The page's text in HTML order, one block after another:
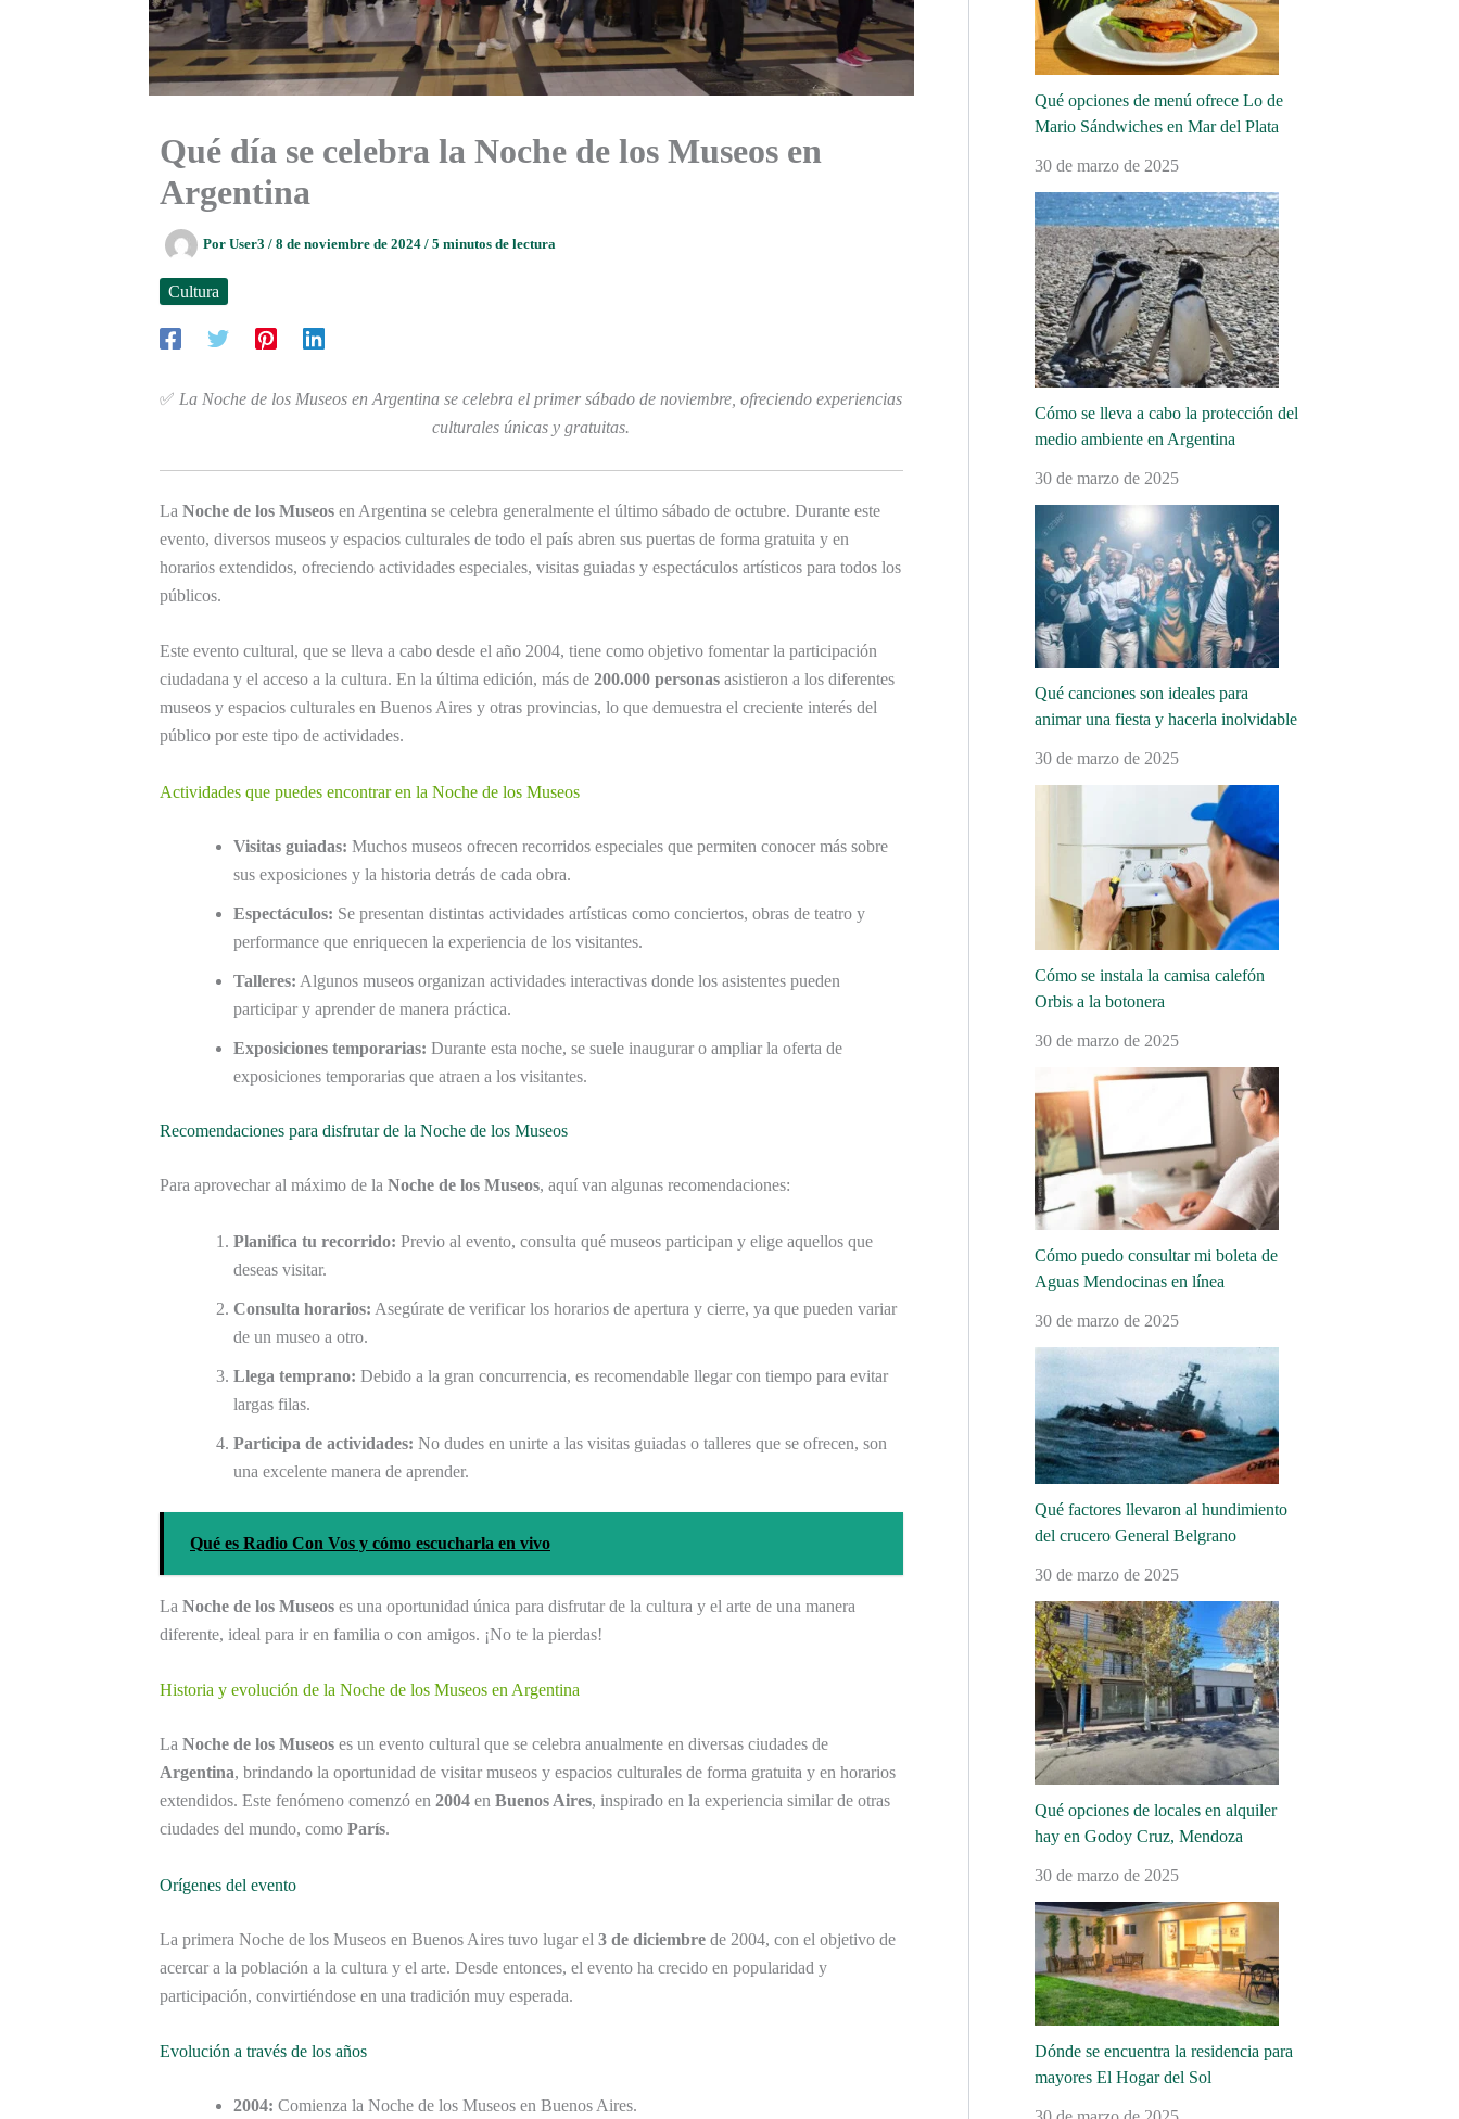
Qué día se celebra la Noche de los Museos en
Argentina
Por User3 / 8 de noviembre de 2024 / 5 minutos de lectura
Cultura
✅ La Noche de los Museos en Argentina se celebra el primer sábado de noviembre, ofreciendo experiencias
culturales únicas y gratuitas.
La Noche de los Museos en Argentina se celebra generalmente el último sábado de octubre. Durante este
evento, diversos museos y espacios culturales de todo el país abren sus puertas de forma gratuita y en
horarios extendidos, ofreciendo actividades especiales, visitas guiadas y espectáculos artísticos para todos los
públicos.
Este evento cultural, que se lleva a cabo desde el año 2004, tiene como objetivo fomentar la participación
ciudadana y el acceso a la cultura. En la última edición, más de 200.000 personas asistieron a los diferentes
museos y espacios culturales en Buenos Aires y otras provincias, lo que demuestra el creciente interés del
público por este tipo de actividades.
Actividades que puedes encontrar en la Noche de los Museos
Visitas guiadas: Muchos museos ofrecen recorridos especiales que permiten conocer más sobre
sus exposiciones y la historia detrás de cada obra.
Espectáculos: Se presentan distintas actividades artísticas como conciertos, obras de teatro y
performance que enriquecen la experiencia de los visitantes.
Talleres: Algunos museos organizan actividades interactivas donde los asistentes pueden
participar y aprender de manera práctica.
Exposiciones temporarias: Durante esta noche, se suele inaugurar o ampliar la oferta de
exposiciones temporarias que atraen a los visitantes.
Recomendaciones para disfrutar de la Noche de los Museos
Para aprovechar al máximo de la Noche de los Museos, aquí van algunas recomendaciones:
Planifica tu recorrido: Previo al evento, consulta qué museos participan y elige aquellos que
deseas visitar.
Consulta horarios: Asegúrate de verificar los horarios de apertura y cierre, ya que pueden variar
de un museo a otro.
Llega temprano: Debido a la gran concurrencia, es recomendable llegar con tiempo para evitar
largas filas.
Participa de actividades: No dudes en unirte a las visitas guiadas o talleres que se ofrecen, son
una excelente manera de aprender.
Qué es Radio Con Vos y cómo escucharla en vivo
La Noche de los Museos es una oportunidad única para disfrutar de la cultura y el arte de una manera
diferente, ideal para ir en familia o con amigos. ¡No te la pierdas!
Historia y evolución de la Noche de los Museos en Argentina
La Noche de los Museos es un evento cultural que se celebra anualmente en diversas ciudades de
Argentina, brindando la oportunidad de visitar museos y espacios culturales de forma gratuita y en horarios
extendidos. Este fenómeno comenzó en 2004 en Buenos Aires, inspirado en la experiencia similar de otras
ciudades del mundo, como París.
Orígenes del evento
La primera Noche de los Museos en Buenos Aires tuvo lugar el 3 de diciembre de 2004, con el objetivo de
acercar a la población a la cultura y el arte. Desde entonces, el evento ha crecido en popularidad y
participación, convirtiéndose en una tradición muy esperada.
Evolución a través de los años
2004: Comienza la Noche de los Museos en Buenos Aires.
Qué opciones de menú ofrece Lo de
Mario Sándwiches en Mar del Plata
30 de marzo de 2025
Cómo se lleva a cabo la protección del
medio ambiente en Argentina
30 de marzo de 2025
Qué canciones son ideales para
animar una fiesta y hacerla inolvidable
30 de marzo de 2025
Cómo se instala la camisa calefón
Orbis a la botonera
30 de marzo de 2025
Cómo puedo consultar mi boleta de
Aguas Mendocinas en línea
30 de marzo de 2025
Qué factores llevaron al hundimiento
del crucero General Belgrano
30 de marzo de 2025
Qué opciones de locales en alquiler
hay en Godoy Cruz, Mendoza
30 de marzo de 2025
Dónde se encuentra la residencia para
mayores El Hogar del Sol